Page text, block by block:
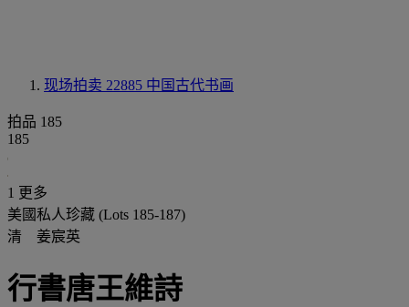
现场拍卖 22885 中国古代书画
拍品 185
185
1 更多
美國私人珍藏 (Lots 185-187)
清 姜宸英
行書唐王維詩